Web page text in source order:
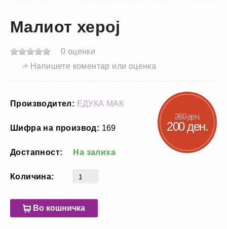
Малиот херој
0 оценки
Напишете коментар или оценка
260 ден.
200 ден.
Производител: ЕДУКА МАК
Шифра на производ: 169
Достапност: На залиха
Количина:
Во кошничка